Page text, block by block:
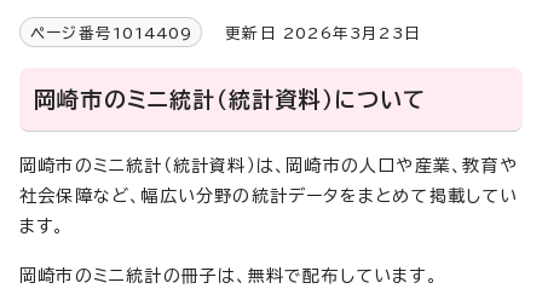
ページ番号 1014409 更新日 2026年3月23日
岡崎市のミニ統計（統計資料）について
岡崎市のミニ統計（統計資料）は、岡崎市の人口や産業、教育や
社会保障など、幅広い分野の統計データをまとめて掲載してい
ます。
岡崎市のミニ統計の冊子は、無料で配布しています。